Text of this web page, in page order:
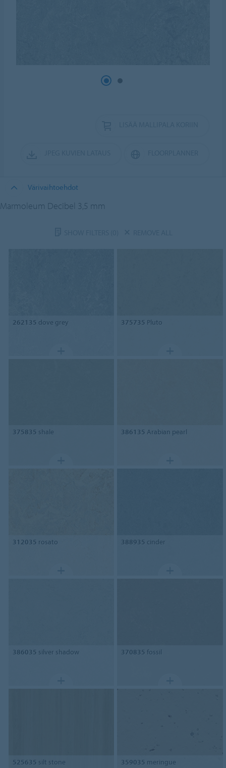
Värivaihtoehdot
Marmoleum Decibel 3,5 mm
262135 dove grey 375735 Pluto
375835 shale 386135 Arabian pearl
312035 rosato 388935 cinder
386035 silver shadow 370835 fossil
525635 silt stone 359035 meringue